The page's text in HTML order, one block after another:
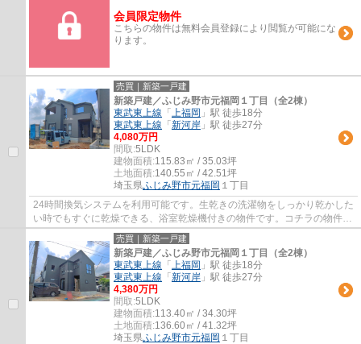
会員限定物件
こちらの物件は無料会員登録により閲覧が可能にな
ります。
売買｜新築一戸建
新築戸建／ふじみ野市元福岡１丁目（全2棟）
東武東上線 「 上福岡 」駅 徒歩18分
東武東上線 「 新河岸 」駅 徒歩27分
4,080万円
間取:5LDK
建物面積:115.83㎡ / 35.03坪
土地面積:140.55㎡ / 42.51坪
埼玉県ふじみ野市元福岡 １丁目
24時間換気システムを利用可能です。生乾きの洗濯物をしっかり乾かした
い時でもすぐに乾燥できる、浴室乾燥機付きの物件です。コチラの物件
は、新築の戸建て物件で設備も充実していま...
売買｜新築一戸建
新築戸建／ふじみ野市元福岡１丁目（全2棟）
東武東上線 「 上福岡 」駅 徒歩18分
東武東上線 「 新河岸 」駅 徒歩27分
4,380万円
間取:5LDK
建物面積:113.40㎡ / 34.30坪
土地面積:136.60㎡ / 41.32坪
埼玉県ふじみ野市元福岡 １丁目